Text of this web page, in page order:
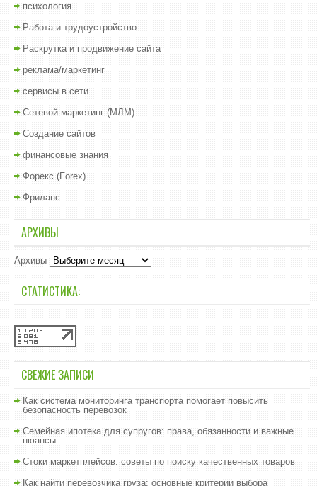
психология
Работа и трудоустройство
Раскрутка и продвижение сайта
реклама/маркетинг
сервисы в сети
Сетевой маркетинг (МЛМ)
Создание сайтов
финансовые знания
Форекс (Forex)
Фриланс
АРХИВЫ
Архивы
СТАТИСТИКА:
СВЕЖИЕ ЗАПИСИ
Как система мониторинга транспорта помогает повысить
безопасность перевозок
Семейная ипотека для супругов: права, обязанности и важные
нюансы
Стоки маркетплейсов: советы по поиску качественных товаров
Как найти перевозчика груза: основные критерии выбора